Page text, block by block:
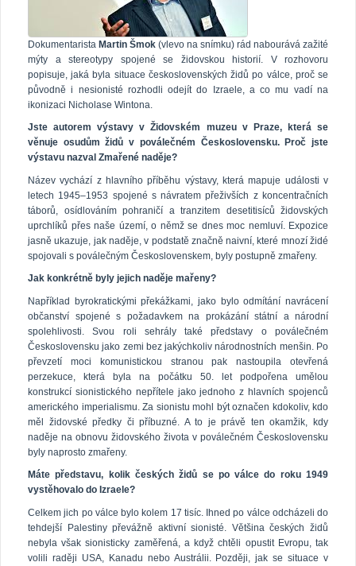
Dokumentarista Martin Šmok (vlevo na snímku) rád nabourává zažité
mýty a stereotypy spojené se židovskou historií. V rozhovoru
popisuje, jaká byla situace československých židů po válce, proč se
původně i nesionisté rozhodli odejít do Izraele, a co mu vadí na
ikonizaci Nicholase Wintona.
Jste autorem výstavy v Židovském muzeu v Praze, která se
věnuje osudům židů v poválečném Československu. Proč jste
výstavu nazval Zmařené naděje?
Název vychází z hlavního příběhu výstavy, která mapuje události v
letech 1945–1953 spojené s návratem přeživších z koncentračních
táborů, osídlováním pohraničí a tranzitem desetitisíců židovských
uprchlíků přes naše území, o němž se dnes moc nemluví. Expozice
jasně ukazuje, jak naděje, v podstatě značně naivní, které mnozí židé
spojovali s poválečným Československem, byly postupně zmařeny.
Jak konkrétně byly jejich naděje mařeny?
Například byrokratickými překážkami, jako bylo odmítání navrácení
občanství spojené s požadavkem na prokázání státní a národní
spolehlivosti. Svou roli sehrály také představy o poválečném
Československu jako zemi bez jakýchkoliv národnostních menšin. Po
převzetí moci komunistickou stranou pak nastoupila otevřená
perzekuce, která byla na počátku 50. let podpořena umělou
konstrukcí sionistického nepřítele jako jednoho z hlavních spojenců
amerického imperialismu. Za sionistu mohl být označen kdokoliv, kdo
měl židovské předky či příbuzné. A to je právě ten okamžik, kdy
naděje na obnovu židovského života v poválečném Československu
byly naprosto zmařeny.
Máte představu, kolik českých židů se po válce do roku 1949
vystěhovalo do Izraele?
Celkem jich po válce bylo kolem 17 tisíc. Ihned po válce odcházeli do
tehdejší Palestiny převážně aktivní sionisté. Většina českých židů
nebyla však sionisticky zaměřená, a když chtěli opustit Evropu, tak
volili raději USA, Kanadu nebo Austrálii. Později, jak se situace v